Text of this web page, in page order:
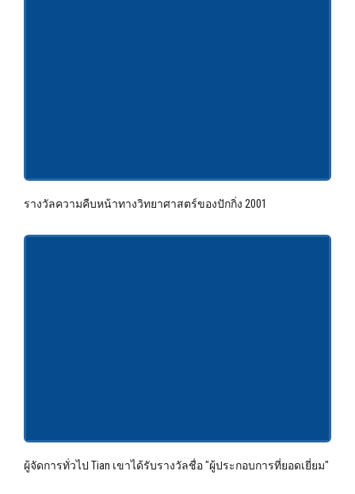
รางวัลความคืบหน้าทางวิทยาศาสตร์ของปักกิ่ง 2001
ผู้จัดการทั่วไป Tian เขาได้รับรางวัลชื่อ "ผู้ประกอบการที่ยอดเยี่ยม"